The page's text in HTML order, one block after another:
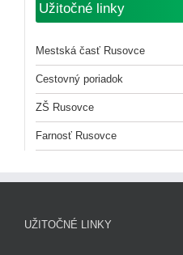
Užitočné linky
Mestská časť Rusovce
Cestovný poriadok
ZŠ Rusovce
Farnosť Rusovce
UŽITOČNÉ LINKY